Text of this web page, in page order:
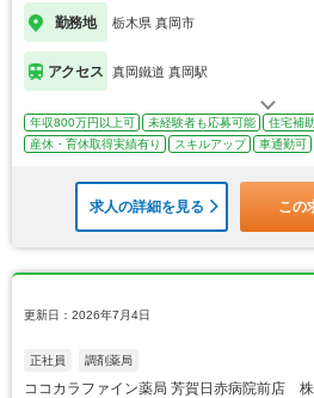
勤務地 栃木県 真岡市
アクセス 真岡鐵道 真岡駅
年収800万円以上可 未経験者も応募可能
住宅補
産休・育休取得実績有り
スキルアップ 車通勤可
求人の詳細を見る この
更新日：2026年7月4日
正社員 調剤薬局
ココカラファイン薬局 芳賀日赤病院前店